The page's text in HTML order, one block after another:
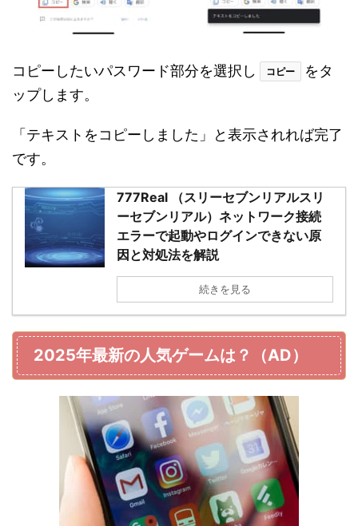
コピーしたいパスワード部分を選択し コピー
をタ
ップします。
「テキストをコピーしました」と表示されれば完了
です。
777Real （スリーセブンリアルスリ
ーセブンリアル）ネットワーク接続
エラーで起動やログインできない原
因と対処法を解説
続きを見る
2025年最新の人気ゲームは？（AD）